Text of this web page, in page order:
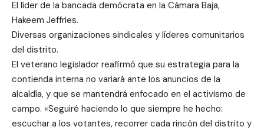
El líder de la bancada demócrata en la Cámara Baja,
Hakeem Jeffries.
Diversas organizaciones sindicales y líderes comunitarios
del distrito.
El veterano legislador reafirmó que su estrategia para la
contienda interna no variará ante los anuncios de la
alcaldía, y que se mantendrá enfocado en el activismo de
campo. «Seguiré haciendo lo que siempre he hecho:
escuchar a los votantes, recorrer cada rincón del distrito y